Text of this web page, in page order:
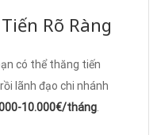
Rõ Ràng
có thể thăng tiến
lãnh đạo chi nhánh
10.000€/tháng